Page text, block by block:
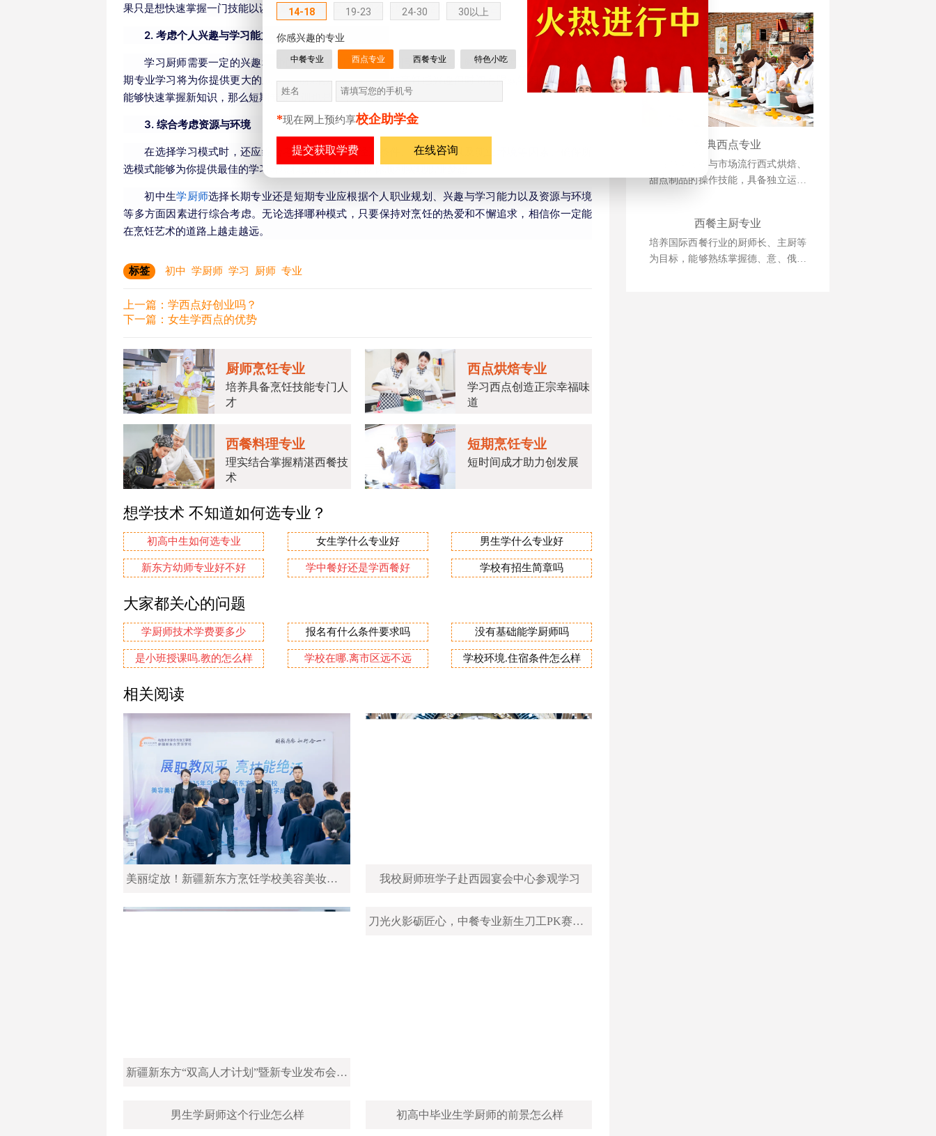
果只是想快速掌握一门技能以谋生或作为兴趣爱好，那么短期专业培训可能更为
2. 考虑个人兴趣与学习能力
学习厨师需要一定的兴趣和耐心。如果你对烹饪充满热情，愿意投入时间和精力去钻研，那么长
期专业学习将为你提供更大的成长空间和满足感。如果你对烹饪感兴趣但时间有限或学习能力较强，
能够快速掌握新知识，那么短期专业培训也是一个不错的选择。
3. 综合考虑资源与环境
在选择学习模式时，还应综合考虑家庭支持、经济条件、 学校资源以及就业环境等因素。确保所
选模式能够为你提供最佳的学习环境和资源支持，帮助你顺利实现职业梦想。
初中生学厨师选择长期专业还是短期专业应根据个人职业规划、兴趣与学习能力以及资源与环境
等多方面因素进行综合考虑。无论选择哪种模式，只要保持对烹饪的热爱和不懈追求，相信你一定能
在烹饪艺术的道路上越走越远。
标签 初中 学厨师 学习 厨师 专业
上一篇：学西点好创业吗？
下一篇：女生学西点的优势
厨师烹饪专业
培养具备烹饪技能专门人
才
西点烘焙专业
学习西点创造正宗幸福味
道
西餐料理专业
理实结合掌握精湛西餐技
术
短期烹饪专业
短时间成才助力创发展
想学技术 不知道如何选专业？
初高中生如何选专业 女生学什么专业好 男生学什么专业好
新东方幼师专业好不好 学中餐好还是学西餐好 学校有招生简章吗
大家都关心的问题
学厨师技术学费要多少 报名有什么条件要求吗 没有基础能学厨师吗
是小班授课吗.教的怎么样 学校在哪.离市区远不远 学校环境.住宿条件怎么样
相关阅读
美丽绽放！新疆新东方烹饪学校美容美妆专业教学成果展示会圆满落幕！ 我校厨师班学子赴西园宴会中心参观学习
新疆新东方“双高人才计划”暨新专业发布会圆满落幕！
男生学厨师这个行业怎么样 初高中毕业生学厨师的前景怎么样
并具备创业能力的人才为目标。
经典西点专业
掌握各类传统与市场流行西式烘焙、
甜点制品的操作技能，具备独立运营
西餐主厨专业
培养国际西餐行业的厨师长、主厨等
为目标，能够熟练掌握德、意、俄等
14-18
19-23 24-30 30以上
你感兴趣的专业
中餐专业 西点专业 西餐专业 特色小吃
*现在网上预约享校企助学金
在线咨询